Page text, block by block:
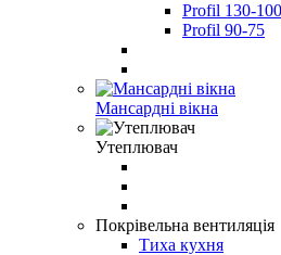
Profil 130-100
Profil 90-75
Мансардні вікна
Утеплювач
Покрівельна вентиляція
Тиха кухня